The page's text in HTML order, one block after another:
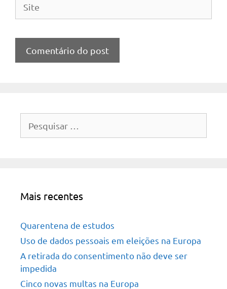
por:
Mais recentes
Quarentena de estudos
Uso de dados pessoais em eleições na Europa
A retirada do consentimento não deve ser
impedida
Cinco novas multas na Europa